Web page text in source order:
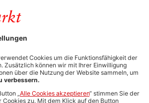
FÜR ARBEITGEBER
Stellenmarktpreise
Anzeigen-AGB
Media-Daten
Newsletteranmeldung
Produktübersicht